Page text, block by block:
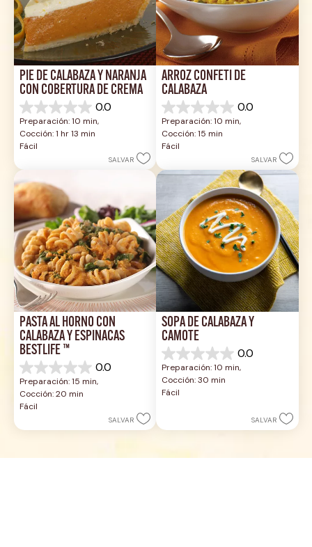
PIE DE CALABAZA Y NARANJA
CON COBERTURA DE CREMA
0.0
0.0
de
5
estrellas.
Preparación: 10 min,
Cocción: 1 hr 13 min
Fácil
SALVAR
ARROZ CONFETI DE
CALABAZA
0.0
0.0
de
5
estrellas.
Preparación: 10 min,
Cocción: 15 min
Fácil
SALVAR
PASTA AL HORNO CON
CALABAZA Y ESPINACAS
BESTLIFE ™
0.0
0.0
de
5
estrellas.
Preparación: 15 min,
Cocción: 20 min
Fácil
SALVAR
SOPA DE CALABAZA Y
CAMOTE
0.0
0.0
de
5
estrellas.
Preparación: 10 min,
Cocción: 30 min
Fácil
SALVAR